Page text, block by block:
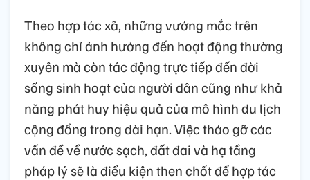
Theo hợp tác xã, những vướng mắc trên
không chỉ ảnh hưởng đến hoạt động thường
xuyên mà còn tác động trực tiếp đến đời
sống sinh hoạt của người dân cũng như khả
năng phát huy hiệu quả của mô hình du lịch
cộng đồng trong dài hạn. Việc tháo gỡ các
vấn đề về nước sạch, đất đai và hạ tầng
pháp lý sẽ là điều kiện then chốt để hợp tác